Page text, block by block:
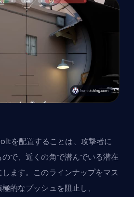
を配置することは、攻撃者に
で、近くの角で潜んでいる潜在
ます。このラインナップをマス
的なプッシュを阻止し、